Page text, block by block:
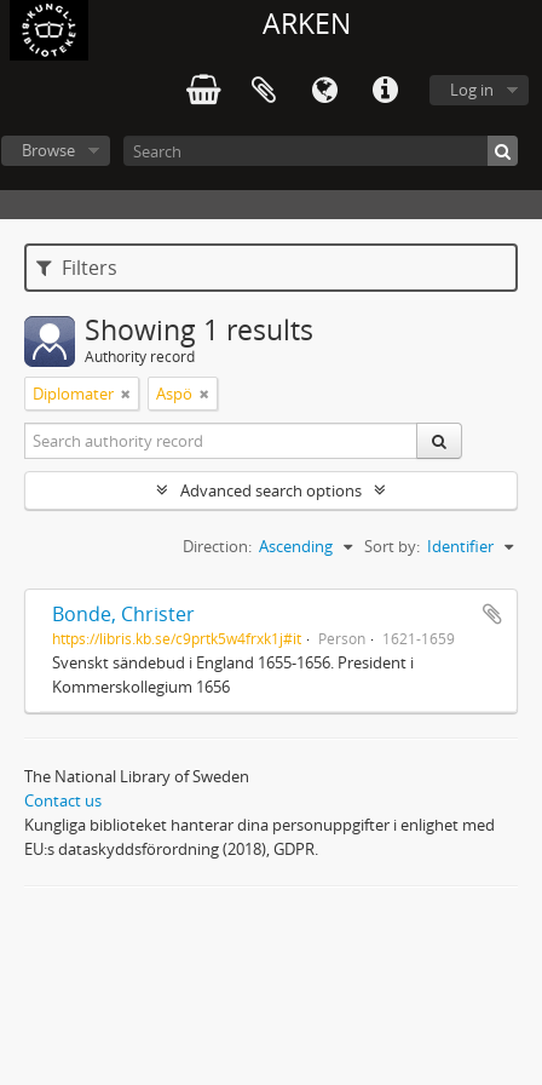
ARKEN
Log in
Browse
Filters
Showing 1 results
Authority record
Diplomater Aspö
Advanced search options
Sort by: Identifier
Direction: Ascending
Bonde, Christer
https://libris.kb.se/c9prtk5w4frxk1j#it Person 1621-1659
Svenskt sändebud i England 1655-1656. President i
Kommerskollegium 1656
The National Library of Sweden
Contact us
Kungliga biblioteket hanterar dina personuppgifter i enlighet med
EU:s dataskyddsförordning (2018), GDPR.